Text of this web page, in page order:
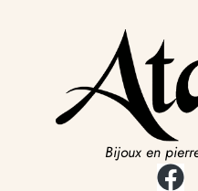
Bijoux en